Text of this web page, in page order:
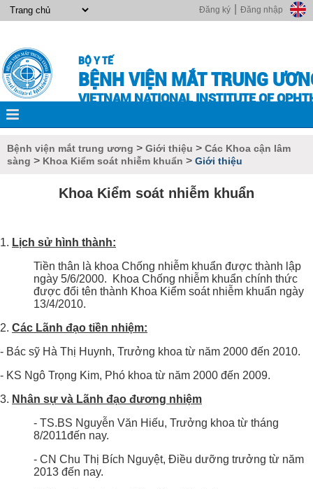
Đăng nhập
Đăng ký
BỘ Y TẾ
BỆNH VIỆN MẮT TRUNG
VIETNAM NATIONAL INSTITUTE OF
Bệnh viện mắt trung ương > Giới thiệu > Các Khoa cận lâm
sàng > Khoa Kiểm soát nhiễm khuẩn > Giới thiệu
Khoa Kiểm soát nhiễm khuẩn
Lịch sử hình thành:
Tiền thân là khoa Chống nhiễm khuẩn được thành lập
ngày 5/6/2000. Khoa Chống nhiễm khuẩn chính thức
được đổi tên thành Khoa Kiểm soát nhiễm khuẩn ngày
13/4/2010.
Các Lãnh đạo tiền nhiệm:
- Bác sỹ Hà Thị Huynh, Trưởng khoa từ năm 2000 đến 2010.
- KS Ngô Trọng Kim, Phó khoa từ năm 2000 đến 2009.
Nhân sự và Lãnh đạo đương nhiệm
- TS.BS Nguyễn Văn Hiếu, Trưởng khoa từ tháng
8/2011đến nay.
- CN Chu Thị Bích Nguyệt, Điều dưỡng trưởng từ năm
2013 đến nay.